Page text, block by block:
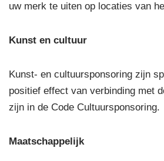
uw merk te uiten op locaties van
Kunst en cultuur
Kunst- en cultuursponsoring zijn
positief effect van verbinding met
zijn in de Code Cultuursponsoring.
Maatschappelijk